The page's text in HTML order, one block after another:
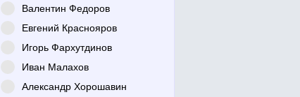
Валентин Федоров
Евгений Краснояров
Игорь Фархутдинов
Иван Малахов
Александр Хорошавин